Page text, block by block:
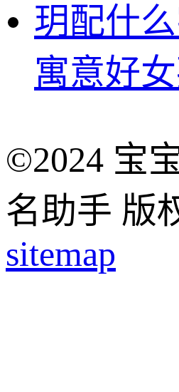
玥配什
寓意好
©2024 宝
名助手 版
sitemap